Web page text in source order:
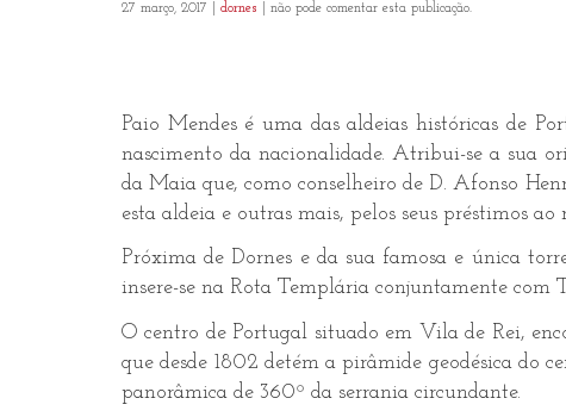
27 março, 2017 | dornes | não pode comentar esta publicação.
Paio Mendes é uma das aldeias históricas de
nascimento da nacionalidade. Atribui-se a sua
da Maia que, como conselheiro de D. Afonso
esta aldeia e outras mais, pelos seus préstimos ao
Próxima de Dornes e da sua famosa e única
insere-se na Rota Templária conjuntamente com
O centro de Portugal situado em Vila de Rei,
que desde 1802 detém a pirâmide geodésica do
panorâmica de 360º da serrania circundante.